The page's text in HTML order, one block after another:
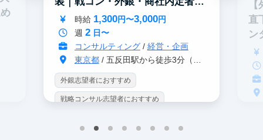
数
時給 1,300円〜3,000円
週 2日〜
コンサルティング/ 経営・企画
東京都/ 五反田駅から徒歩3分（大崎駅から徒歩8分）
外銀志望者におすすめ
戦略コンサル志望者におすすめ
直
ン